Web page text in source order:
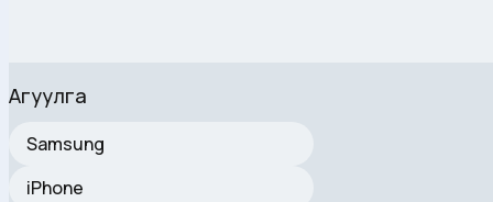
Агуулга
Samsung
iPhone